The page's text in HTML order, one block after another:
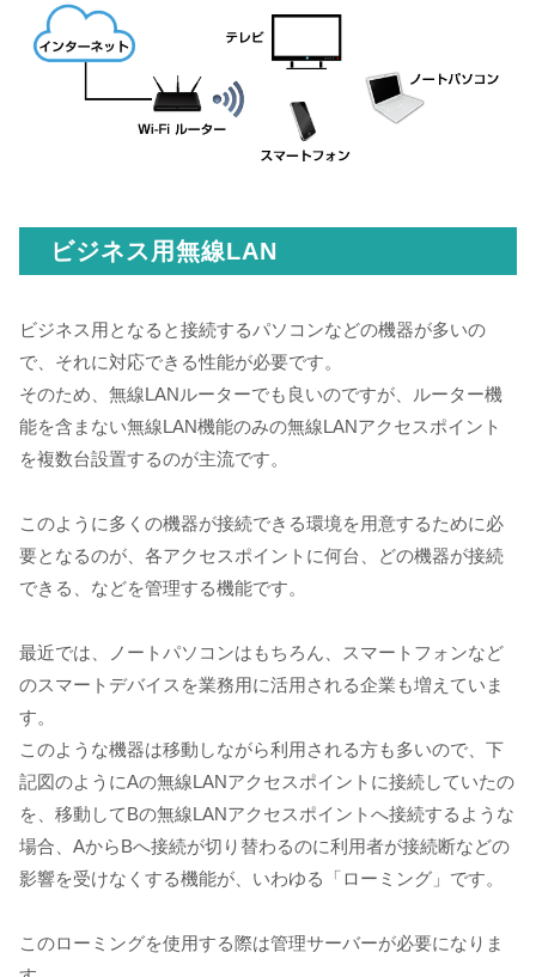
ビジネス用無線LAN
ビジネス用となると接続するパソコンなどの機器が多いの
で、それに対応できる性能が必要です。
そのため、無線LANルーターでも良いのですが、ルーター機
能を含まない無線LAN機能のみの無線LANアクセスポイント
を複数台設置するのが主流です。
このように多くの機器が接続できる環境を用意するために必
要となるのが、各アクセスポイントに何台、どの機器が接続
できる、などを管理する機能です。
最近では、ノートパソコンはもちろん、スマートフォンなど
のスマートデバイスを業務用に活用される企業も増えていま
す。
このような機器は移動しながら利用される方も多いので、下
記図のようにAの無線LANアクセスポイントに接続していたの
を、移動してBの無線LANアクセスポイントへ接続するような
場合、AからBへ接続が切り替わるのに利用者が接続断などの
影響を受けなくする機能が、いわゆる「ローミング」です。
このローミングを使用する際は管理サーバーが必要になりま